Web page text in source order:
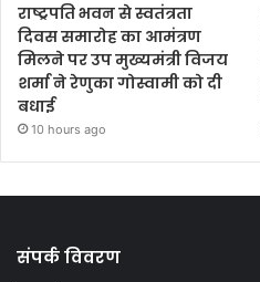
राष्ट्रपति भवन से स्वतंत्रता
दिवस समारोह का आमंत्रण
मिलने पर उप मुख्यमंत्री विजय
शर्मा ने रेणुका गोस्वामी को दी
बधाई
10 hours ago
संपर्क विवरण